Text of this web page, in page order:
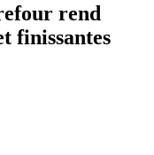
rend
finissantes